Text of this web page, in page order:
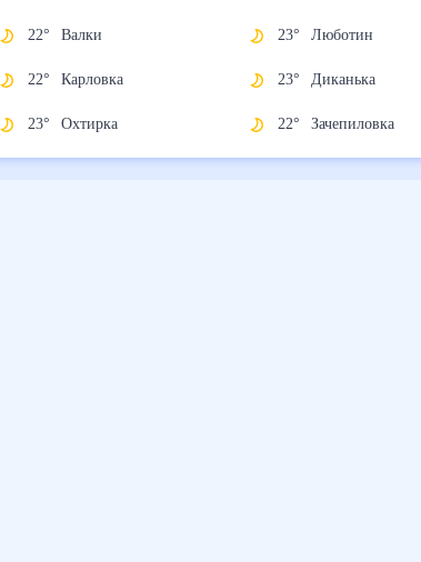
22° Валки
22° Карловка
23° Охтирка
23° Люботин
23° Диканька
22° Зачепиловка